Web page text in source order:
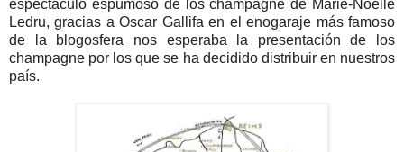
espectáculo espumoso de los champagne de Marie-Noelle
Ledru, gracias a Oscar Gallifa en el enogaraje más famoso
de la blogosfera nos esperaba la presentación de los
champagne por los que se ha decidido distribuir en nuestros
país.